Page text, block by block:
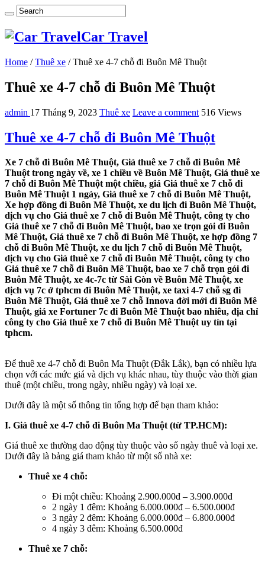
Car Travel
Home / Thuê xe / Thuê xe 4-7 chỗ đi Buôn Mê Thuột
Thuê xe 4-7 chỗ đi Buôn Mê Thuột
admin 17 Tháng 9, 2023 Thuê xe Leave a comment 516 Views
Thuê xe 4-7 chỗ đi Buôn Mê Thuột
Xe 7 chỗ đi Buôn Mê Thuột, Giá thuê xe 7 chỗ đi Buôn Mê
Thuột trong ngày về, xe 1 chiều về Buôn Mê Thuột, Giá thuê xe
7 chỗ đi Buôn Mê Thuột một chiều, giá Giá thuê xe 7 chỗ đi
Buôn Mê Thuột 1 ngày, Giá thuê xe 7 chỗ đi Buôn Mê Thuột,
Xe hợp đồng đi Buôn Mê Thuột, xe du lịch đi Buôn Mê Thuột,
dịch vụ cho Giá thuê xe 7 chỗ đi Buôn Mê Thuột, công ty cho
Giá thuê xe 7 chỗ đi Buôn Mê Thuột, bao xe trọn gói đi Buôn
Mê Thuột, Giá thuê xe 7 chỗ đi Buôn Mê Thuột, xe hợp đồng 7
chỗ đi Buôn Mê Thuột, xe du lịch 7 chỗ đi Buôn Mê Thuột,
dịch vụ cho Giá thuê xe 7 chỗ đi Buôn Mê Thuột, công ty cho
Giá thuê xe 7 chỗ đi Buôn Mê Thuột, bao xe 7 chỗ trọn gói đi
Buôn Mê Thuột, xe 4c-7c từ Sài Gòn về Buôn Mê Thuột, xe
dịch vụ 7c ở tphcm đi Buôn Mê Thuột, xe taxi 4-7 chỗ sg đi
Buôn Mê Thuột, Giá thuê xe 7 chỗ Innova đời mới đi Buôn Mê
Thuột, giá xe Fortuner 7c đi Buôn Mê Thuột bao nhiêu, địa chỉ
công ty cho Giá thuê xe 7 chỗ đi Buôn Mê Thuột uy tín tại
tphcm.
Để thuê xe 4-7 chỗ đi Buôn Ma Thuột (Đắk Lắk), bạn có nhiều lựa
chọn với các mức giá và dịch vụ khác nhau, tùy thuộc vào thời gian
thuê (một chiều, trong ngày, nhiều ngày) và loại xe.
Dưới đây là một số thông tin tổng hợp để bạn tham khảo:
I. Giá thuê xe 4-7 chỗ đi Buôn Ma Thuột (từ TP.HCM):
Giá thuê xe thường dao động tùy thuộc vào số ngày thuê và loại xe.
Dưới đây là bảng giá tham khảo từ một số nhà xe:
Thuê xe 4 chỗ:
Đi một chiều: Khoảng 2.900.000đ – 3.900.000đ
2 ngày 1 đêm: Khoảng 6.000.000đ – 6.500.000đ
3 ngày 2 đêm: Khoảng 6.000.000đ – 6.800.000đ
4 ngày 3 đêm: Khoảng 6.500.000đ
Thuê xe 7 chỗ: